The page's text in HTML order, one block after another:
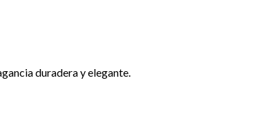
duradera y elegante.